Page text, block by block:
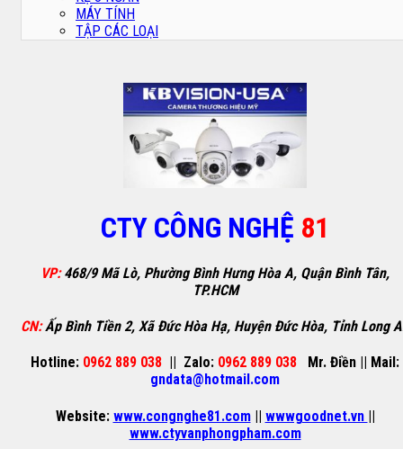
MÁY TÍNH
TẬP CÁC LOẠI
CTY CÔNG NGHỆ 81
VP: 468/9 Mã Lò, Phường Bình Hưng Hòa A, Quận Bình Tân,
TP.HCM
CN: Ấp Bình Tiền 2, Xã Đức Hòa Hạ, Huyện Đức Hòa, Tỉnh Long
Hotline: 0962 889 038 Zalo: 0962 889 038 Mr. Điền
Mail:
gndata@hotmail.com
Website: www.congnghe81.com|| wwwgoodnet.vn ||
www.ctyvanphongpham.com